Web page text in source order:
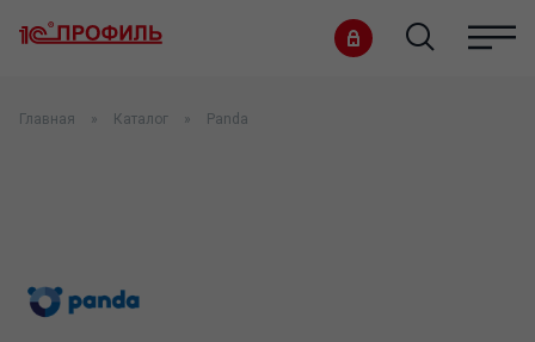
Главная Каталог Panda